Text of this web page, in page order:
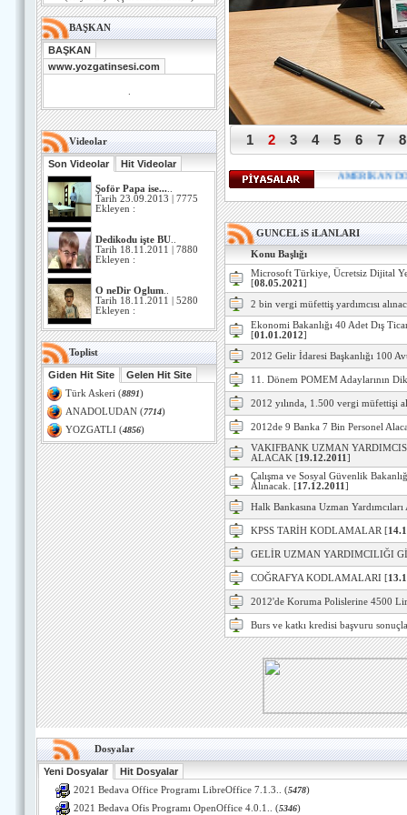
BAŞKAN
BAŞKAN
www.yozgatinsesi.com
Videolar
Son Videolar Hit Videolar
Şoför Papa ise...
Tarih 23.09.2013 | 7775
Ekleyen :
Dedikodu işte BU
Tarih 18.11.2011 | 7880
Ekleyen :
O neDir Oglum
Tarih 18.11.2011 | 5280
Ekleyen :
Toplist
Giden Hit Site Gelen Hit Site
Türk Askeri (8891)
ANADOLUDAN (7714)
YOZGATLI (4856)
1 2 3 4 5 6 7 8
AMERİKAN
GUNCEL iS iLANLARI
Konu Başlığı
Microsoft Türkiye, Ücretsiz Dijital
[08.05.2021 ]
2 bin vergi müfettiş yardımcısı
Ekonomi Bakanlığı 40 Adet Dış
[01.01.2012]
2012 Gelir İdaresi Başkanlığı 100
11. Dönem POMEM Adaylarının
2012 yılında, 1.500 vergi müfettişi
2012de 9 Banka 7 Bin Personel
VAKIFBANK UZMAN
ALACAK [19.12.2011 ]
Çalışma ve Sosyal Güvenlik
Alınacak.
[17.12.2011 ]
Halk Bankasına Uzman Yardımcıları
KPSS TARİH KODLAMALAR [
GELİR UZMAN YARDIMCILIĞI
COĞRAFYA KODLAMALARI [
2012'de Koruma Polislerine 4500
Burs ve katkı kredisi başvuru
Dosyalar
Yeni Dosyalar Hit Dosyalar
2021 Bedava Office Programı LibreOffice 7.1.3.. (5478)
2021 Bedava Ofis Programı OpenOffice 4.0.1..
(5346)